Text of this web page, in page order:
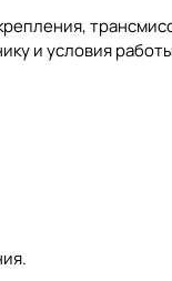
и условия